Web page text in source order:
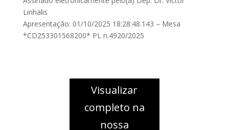
Linhalis
Apresentação: 01/10/2025 18:28:48.143 – Mesa
*CD253301568200* PL n.4920/2025
Visualizar
completo na
nossa